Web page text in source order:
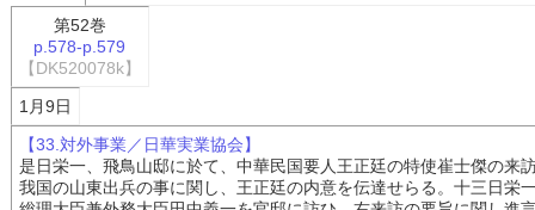
第52巻
p.578-p.579
【DK520078k】
1月9日
【33.対外事業／日華実業協会】
是日栄一、飛鳥山邸に於て、中華民国要人王正廷の特使崔士傑の来
我国の山東出兵の事に関し、王正廷の内意を伝達せらる。十三日栄